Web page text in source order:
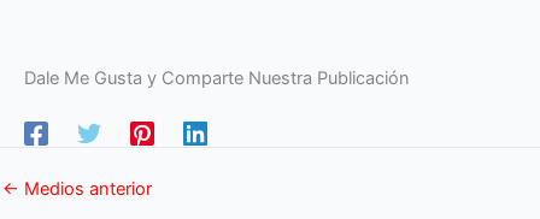
Dale Me Gusta y Comparte Nuestra Publicación
← Medios anterior